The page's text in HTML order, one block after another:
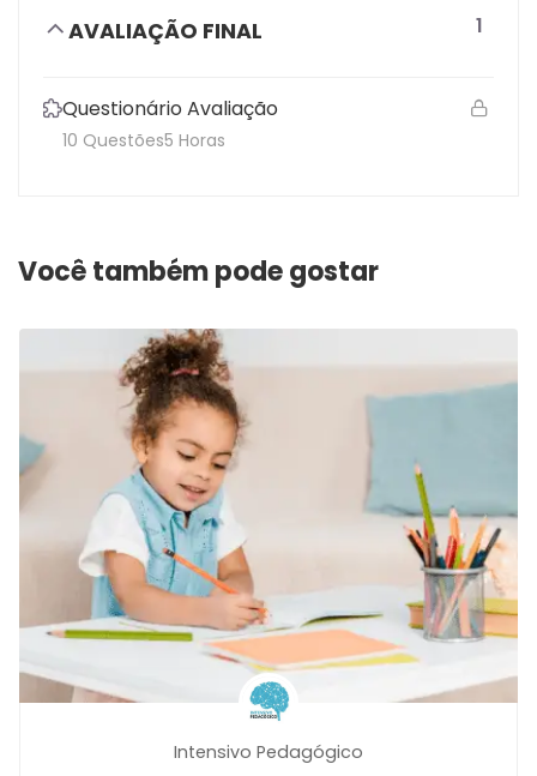
AVALIAÇÃO FINAL 1
Questionário Avaliação
5 Horas
10 Questões
Você também pode gostar
Intensivo Pedagógico